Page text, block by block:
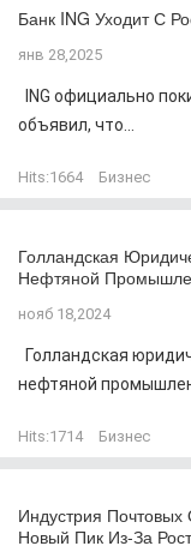
Банк ING Уходит С
янв 28,2025
ING официально
объявил, что...
Hits:1664 Бизнес
Голландская
Нефтяной
нояб 18,2024
Голландская
нефтяной
Hits:1714 Бизнес
Индустрия
Новый Пик Из-За